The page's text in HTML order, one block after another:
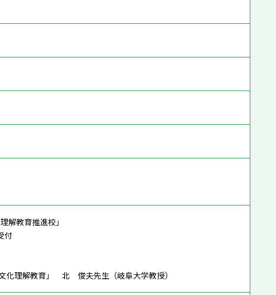
解教育推進校」
付
化理解教育」 北 俊夫先生 （岐阜大学教授）